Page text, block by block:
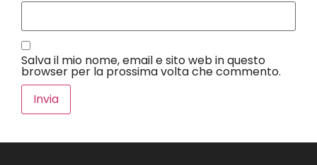
Salva il mio nome, email e sito web in questo
browser per la prossima volta che commento.